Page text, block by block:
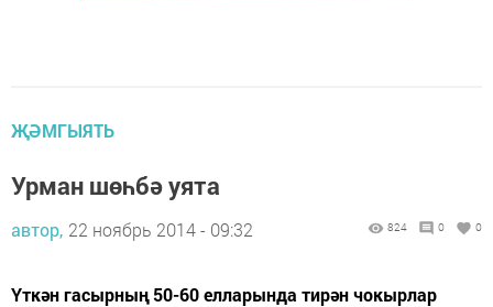
ҖӘМГЫЯТЬ
Урман шөһбә уята
автор, 22 ноябрь 2014 - 09:32 824 0 0
Үткән гасырның 50-60 елларында тирән чокырлар